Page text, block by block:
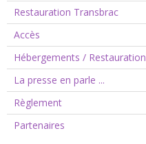
Restauration Transbrac
Accès
Hébergements / Restauration
La presse en parle ...
Règlement
Partenaires